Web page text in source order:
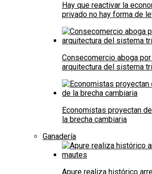
Hay que reactivar la
privado no hay forma de
Consecomercio aboga por
arquitectura del sistema
Economistas proyectan
la brecha cambiaria
Ganadería
Apure realiza histórico